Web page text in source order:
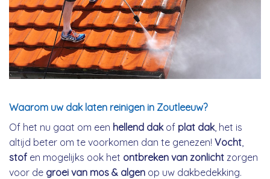
Waarom uw dak laten reinigen in Zoutleeuw?
Of het nu gaat om een hellend dakof plat dak, het is
altijd beter om te voorkomen dan te genezen! Vocht
stof en mogelijks ook het ontbreken van zonlicht zorgen
voor de groei van mos & algen op uw dakbedekking.